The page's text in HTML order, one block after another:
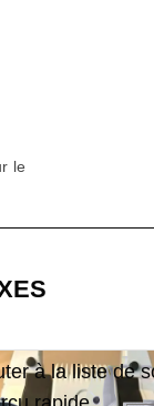
le
à la liste de